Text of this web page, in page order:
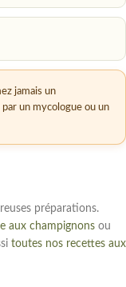
jamais un
un mycologue ou un
préparations.
aux champignons ou
toutes nos recettes aux